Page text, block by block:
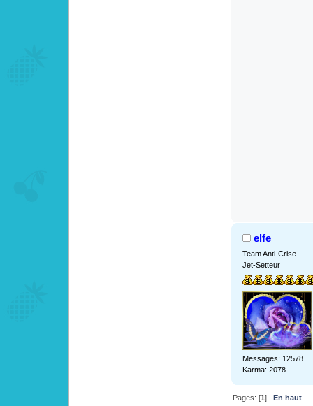
elfe
Team Anti-Crise
Jet-Setteur
Messages: 12578
Karma: 2078
Pages: [1]En haut